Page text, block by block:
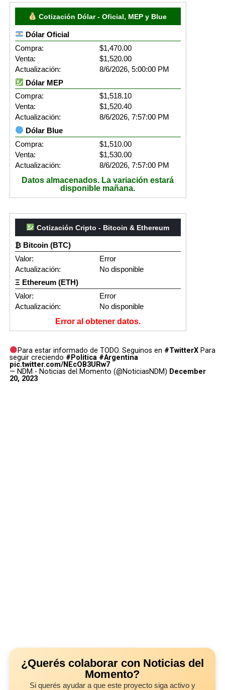
Cotización Dólar - Oficial, MEP y Blue
Dólar Oficial
Compra:
$1,470.00
Venta:
$1,520.00
Actualización:
8/6/2026, 5:00:00 PM
Dólar MEP
Compra:
$1,518.10
Venta:
$1,520.40
Actualización:
8/6/2026, 7:57:00 PM
Dólar Blue
Compra:
$1,510.00
Venta:
$1,530.00
Actualización:
8/6/2026, 7:57:00 PM
Datos almacenados. La variación estará
disponible mañana.
Cotización Cripto - Bitcoin & Ethereum
₿ Bitcoin (BTC)
Valor:
Error
Actualización:
No disponible
Ξ Ethereum (ETH)
Valor:
Error
Actualización:
No disponible
Error al obtener datos.
Para estar informado de TODO. Seguinos en #TwitterX Para
seguir creciendo #Politica #Argentina
pic.twitter.com/NEcOB3URw7
— NDM - Noticias del Momento (@NoticiasNDM) December
20, 2023
¿Querés colaborar con Noticias del
Momento?
Si querés ayudar a que este proyecto siga activo y